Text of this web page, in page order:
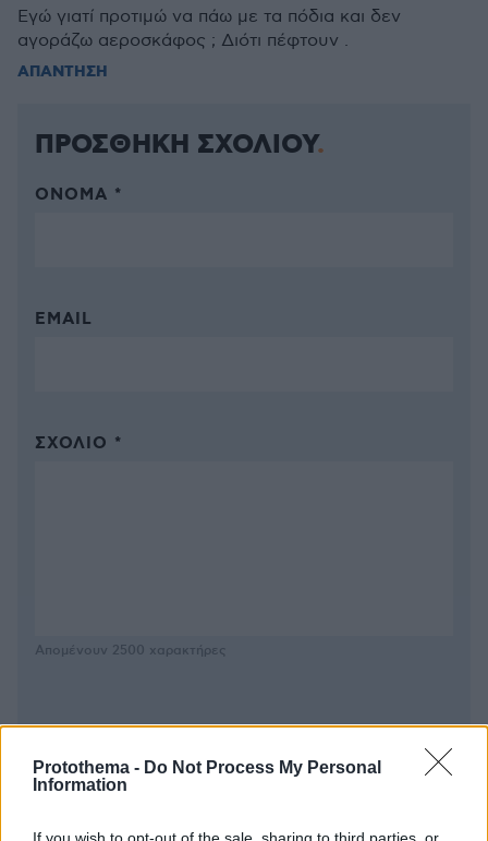
Protothema - Do Not Process My Personal
Information
If you wish to opt-out of the sale, sharing to third parties, or
Εγώ γιατί προτιμώ να πάω με τα πόδια και δεν
αγοράζω αεροσκάφος ; Διότι πέφτουν .
ΑΠΑΝΤΗΣΗ
ΠΡΟΣΘΗΚΗ ΣΧΟΛΙΟΥ
ΌΝΟΜΑ *
EMAIL
ΣΧΌΛΙΟ *
Απομένουν 2500 χαρακτήρες
* Υποχρεωτικά πεδία